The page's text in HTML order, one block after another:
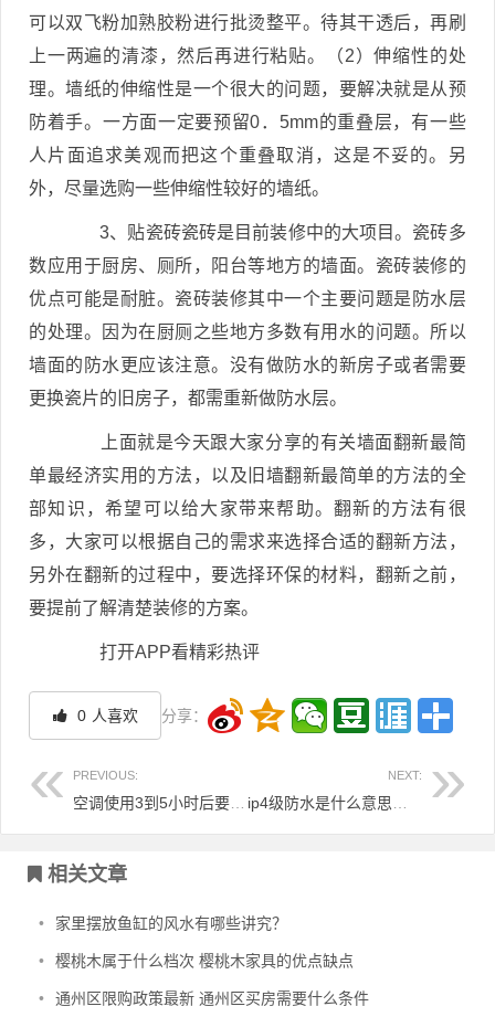
可以双飞粉加熟胶粉进行批烫整平。待其干透后，再刷
上一两遍的清漆，然后再进行粘贴。（2）伸缩性的处
理。墙纸的伸缩性是一个很大的问题，要解决就是从预
防着手。一方面一定要预留0．5mm的重叠层，有一些
人片面追求美观而把这个重叠取消，这是不妥的。另
外，尽量选购一些伸缩性较好的墙纸。
3、贴瓷砖瓷砖是目前装修中的大项目。瓷砖多
数应用于厨房、厕所，阳台等地方的墙面。瓷砖装修的
优点可能是耐脏。瓷砖装修其中一个主要问题是防水层
的处理。因为在厨厕之些地方多数有用水的问题。所以
墙面的防水更应该注意。没有做防水的新房子或者需要
更换瓷片的旧房子，都需重新做防水层。
上面就是今天跟大家分享的有关墙面翻新最简
单最经济实用的方法，以及旧墙翻新最简单的方法的全
部知识，希望可以给大家带来帮助。翻新的方法有很
多，大家可以根据自己的需求来选择合适的翻新方法，
另外在翻新的过程中，要选择环保的材料，翻新之前，
要提前了解清楚装修的方案。
打开APP看精彩热评
0 人喜欢 分享：
PREVIOUS: NEXT:
文章导航
相关文章
• 家里摆放鱼缸的风水有哪些讲究？
• 樱桃木属于什么档次 樱桃木家具的优点缺点
• 通州区限购政策最新 通州区买房需要什么条件